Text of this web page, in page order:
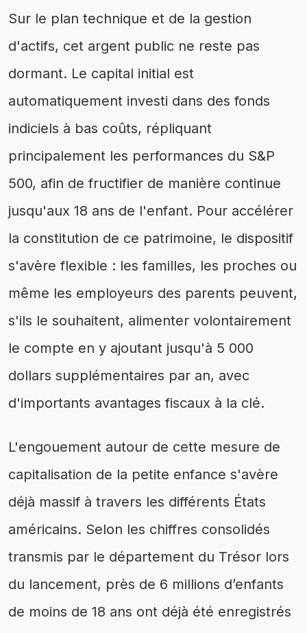
Sur le plan technique et de la gestion
d'actifs, cet argent public ne reste pas
dormant. Le capital initial est
automatiquement investi dans des fonds
indiciels à bas coûts, répliquant
principalement les performances du S&P
500, afin de fructifier de manière continue
jusqu'aux 18 ans de l'enfant. Pour accélérer
la constitution de ce patrimoine, le dispositif
s'avère flexible : les familles, les proches ou
même les employeurs des parents peuvent,
s'ils le souhaitent, alimenter volontairement
le compte en y ajoutant jusqu'à 5 000
dollars supplémentaires par an, avec
d'importants avantages fiscaux à la clé.
L'engouement autour de cette mesure de
capitalisation de la petite enfance s'avère
déjà massif à travers les différents États
américains. Selon les chiffres consolidés
transmis par le département du Trésor lors
du lancement, près de 6 millions d’enfants
de moins de 18 ans ont déjà été enregistrés